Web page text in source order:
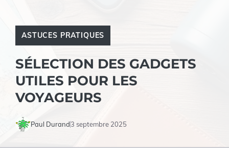
ASTUCES PRATIQUES
SÉLECTION DES GADGETS
UTILES POUR LES
VOYAGEURS
Paul Durand3 septembre 2025